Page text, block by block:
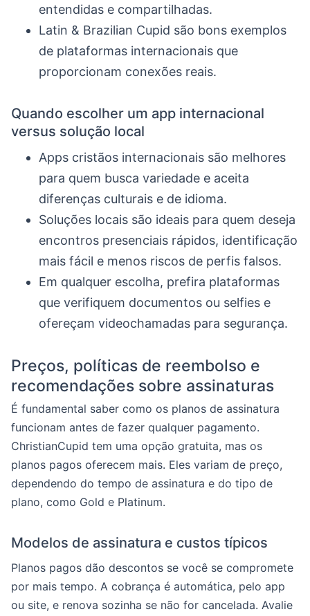
entendidas e compartilhadas.
Latin & Brazilian Cupid são bons exemplos
de plataformas internacionais que
proporcionam conexões reais.
Quando escolher um app internacional
versus solução local
Apps cristãos internacionais são melhores
para quem busca variedade e aceita
diferenças culturais e de idioma.
Soluções locais são ideais para quem deseja
encontros presenciais rápidos, identificação
mais fácil e menos riscos de perfis falsos.
Em qualquer escolha, prefira plataformas
que verifiquem documentos ou selfies e
ofereçam videochamadas para segurança.
Preços, políticas de reembolso e
recomendações sobre assinaturas
É fundamental saber como os planos de assinatura
funcionam antes de fazer qualquer pagamento.
ChristianCupid tem uma opção gratuita, mas os
planos pagos oferecem mais. Eles variam de preço,
dependendo do tempo de assinatura e do tipo de
plano, como Gold e Platinum.
Modelos de assinatura e custos típicos
Planos pagos dão descontos se você se compromete
por mais tempo. A cobrança é automática, pelo app
ou site, e renova sozinha se não for cancelada. Avalie